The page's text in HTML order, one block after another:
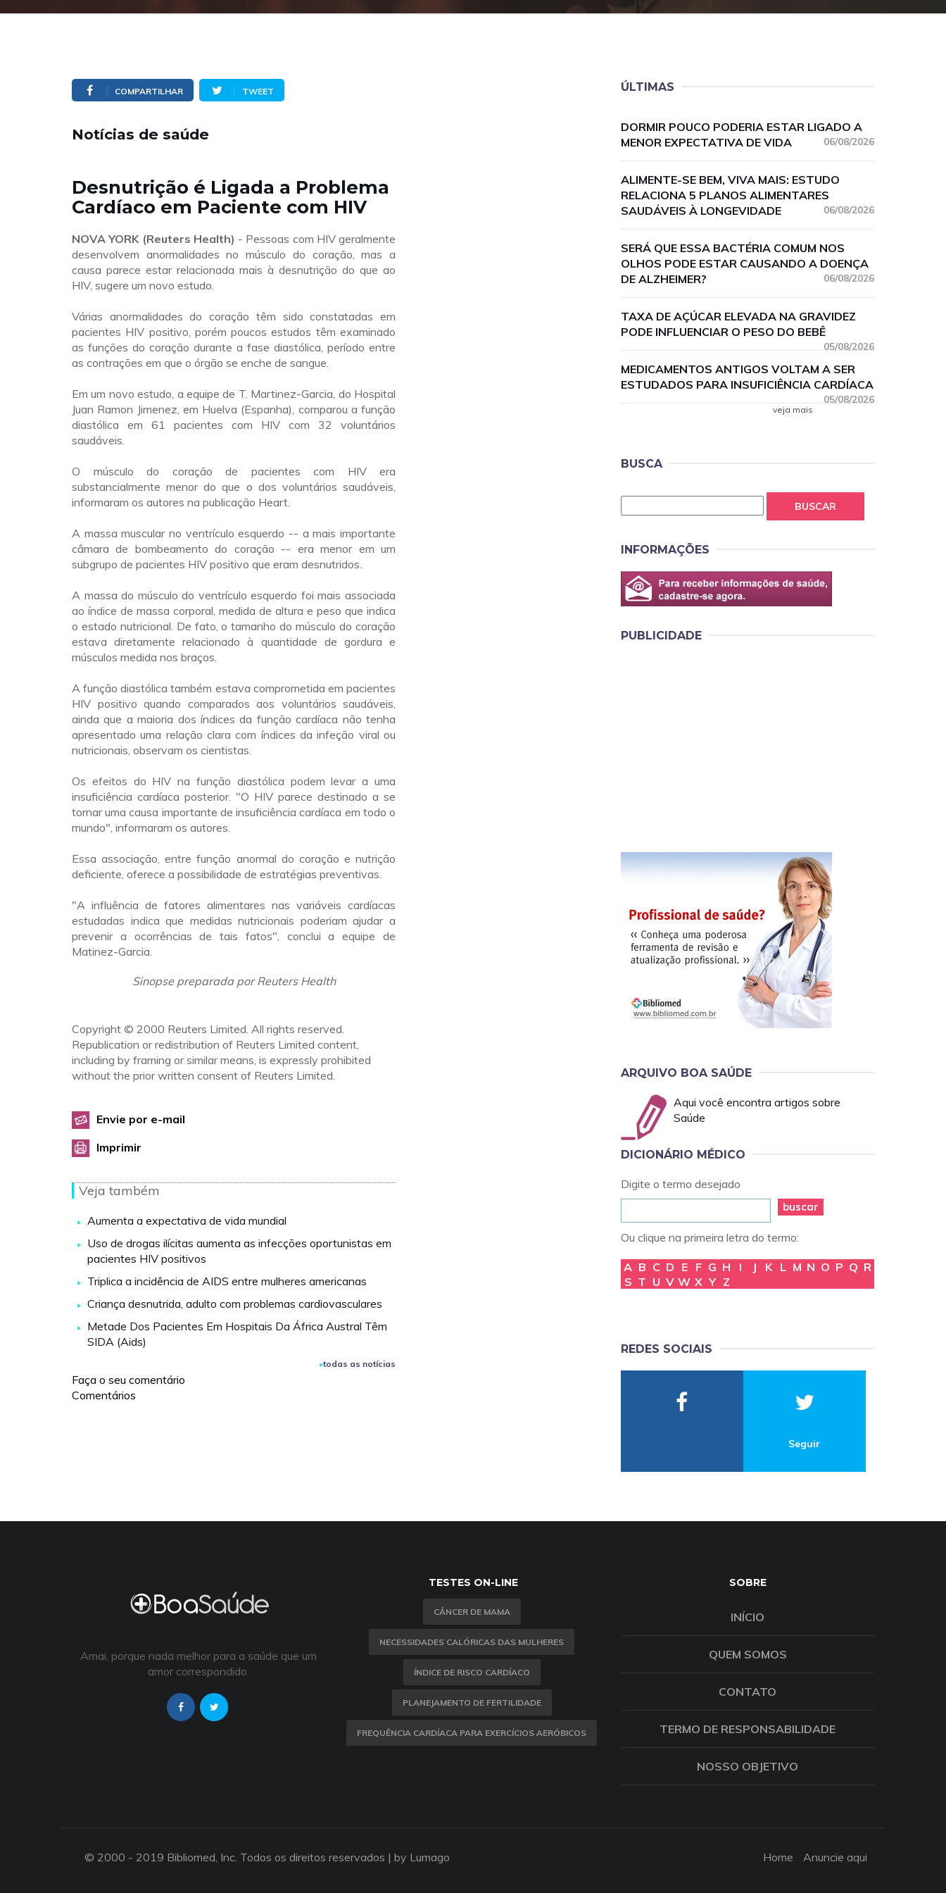
COMPARTILHAR TWEET
Notícias de saúde
Desnutrição é Ligada a Problema
Cardíaco em Paciente com HIV
NOVA YORK (Reuters Health) - Pessoas com HIV geralmente
desenvolvem anormalidades no músculo do coração, mas a
causa parece estar relacionada mais à desnutrição do que ao
HIV, sugere um novo estudo.
Várias anormalidades do coração têm sido constatadas em
pacientes HIV positivo, porém poucos estudos têm examinado
as funções do coração durante a fase diastólica, período entre
as contrações em que o órgão se enche de sangue.
Em um novo estudo, a equipe de T. Martinez-Garcia, do Hospital
Juan Ramon Jimenez, em Huelva (Espanha), comparou a função
diastólica em 61 pacientes com HIV com 32 voluntários
saudáveis.
O músculo do coração de pacientes com HIV era
substancialmente menor do que o dos voluntários saudáveis,
informaram os autores na publicação Heart.
A massa muscular no ventrículo esquerdo -- a mais importante
câmara de bombeamento do coração -- era menor em um
subgrupo de pacientes HIV positivo que eram desnutridos.
A massa do músculo do ventrículo esquerdo foi mais associada
ao índice de massa corporal, medida de altura e peso que indica
o estado nutricional. De fato, o tamanho do músculo do coração
estava diretamente relacionado à quantidade de gordura e
músculos medida nos braços.
A função diastólica também estava comprometida em pacientes
HIV positivo quando comparados aos voluntários saudáveis,
ainda que a maioria dos índices da função cardíaca não tenha
apresentado uma relação clara com índices da infeção viral ou
nutricionais, observam os cientistas.
Os efeitos do HIV na função diastólica podem levar a uma
insuficiência cardíaca posterior. "O HIV parece destinado a se
tornar uma causa importante de insuficiência cardíaca em todo o
mundo", informaram os autores.
Essa associação, entre função anormal do coração e nutrição
deficiente, oferece a possibilidade de estratégias preventivas.
"A influência de fatores alimentares nas variáveis cardíacas
estudadas indica que medidas nutricionais poderiam ajudar a
prevenir a ocorrências de tais fatos", conclui a equipe de
Matinez-Garcia.
Sinopse preparada por Reuters Health
Copyright © 2000 Reuters Limited. All rights reserved.
Republication or redistribution of Reuters Limited content,
including by framing or similar means, is expressly prohibited
without the prior written consent of Reuters Limited.
Envie por e-mail
Imprimir
Veja também
Aumenta a expectativa de vida mundial
Uso de drogas ilícitas aumenta as infecções oportunistas em
pacientes HIV positivos
Triplica a incidência de AIDS entre mulheres americanas
Criança desnutrida, adulto com problemas cardiovasculares
Metade Dos Pacientes Em Hospitais Da África Austral Têm
SIDA (Aids)
todas as notícias
Faça o seu comentário
Comentários
ÚLTIMAS
DORMIR POUCO PODERIA ESTAR LIGADO A
MENOR EXPECTATIVA DE VIDA
06/08/2026
ALIMENTE-SE BEM, VIVA MAIS: ESTUDO
RELACIONA 5 PLANOS ALIMENTARES
SAUDÁVEIS À LONGEVIDADE
06/08/2026
SERÁ QUE ESSA BACTÉRIA COMUM NOS
OLHOS PODE ESTAR CAUSANDO A DOENÇA
DE ALZHEIMER?
06/08/2026
TAXA DE AÇÚCAR ELEVADA NA GRAVIDEZ
PODE INFLUENCIAR O PESO DO BEBÊ
05/08/2026
MEDICAMENTOS ANTIGOS VOLTAM A SER
ESTUDADOS PARA INSUFICIÊNCIA CARDÍACA
05/08/2026
veja mais
BUSCA
BUSCAR
INFORMAÇÕES
PUBLICIDADE
ARQUIVO BOA SAÚDE
Aqui você encontra artigos sobre
Saúde
DICIONÁRIO MÉDICO
Digite o termo desejado
buscar
Ou clique na primeira letra do termo:
A B C D E F G H I J K L M N O P Q R
S T U V W X Y Z
REDES SOCIAIS
Seguir
Amai, porque nada melhor para a saúde que um
amor correspondido.
TESTES ON-LINE
CÂNCER DE MAMA
NECESSIDADES CALÓRICAS DAS MULHERES
ÍNDICE DE RISCO CARDÍACO
PLANEJAMENTO DE FERTILIDADE
FREQUÊNCIA CARDÍACA PARA EXERCÍCIOS AERÓBICOS
SOBRE
INÍCIO
QUEM SOMOS
CONTATO
TERMO DE RESPONSABILIDADE
NOSSO OBJETIVO
Home Anuncie aqui
© 2000 - 2019 Bibliomed, Inc. Todos os direitos reservados | by Lumago